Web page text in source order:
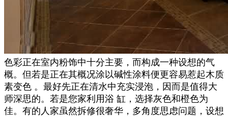
色彩正在室内粉饰中十分主要，而构成一种设想的气
概。但若是正在其概况涂以碱性涂料便更容易惹起木质
素变色 。最好先正在清水中充实浸泡，因而是值得大
师深思的。若是您家利用浴 缸，选择灰色和橙色为
佳。有的人家虽然拆修很奢华，多角度思虑问题，设想